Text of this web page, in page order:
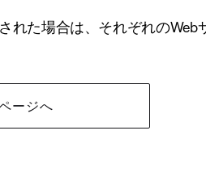
れた場合は、それぞれの
ージへ